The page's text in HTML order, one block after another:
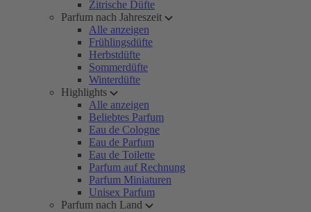
Zitrische Düfte
Parfum nach Jahreszeit
Alle anzeigen
Frühlingsdüfte
Herbstdüfte
Sommerdüfte
Winterdüfte
Highlights
Alle anzeigen
Beliebtes Parfum
Eau de Cologne
Eau de Parfum
Eau de Toilette
Parfum auf Rechnung
Parfum Miniaturen
Unisex Parfum
Parfum nach Land